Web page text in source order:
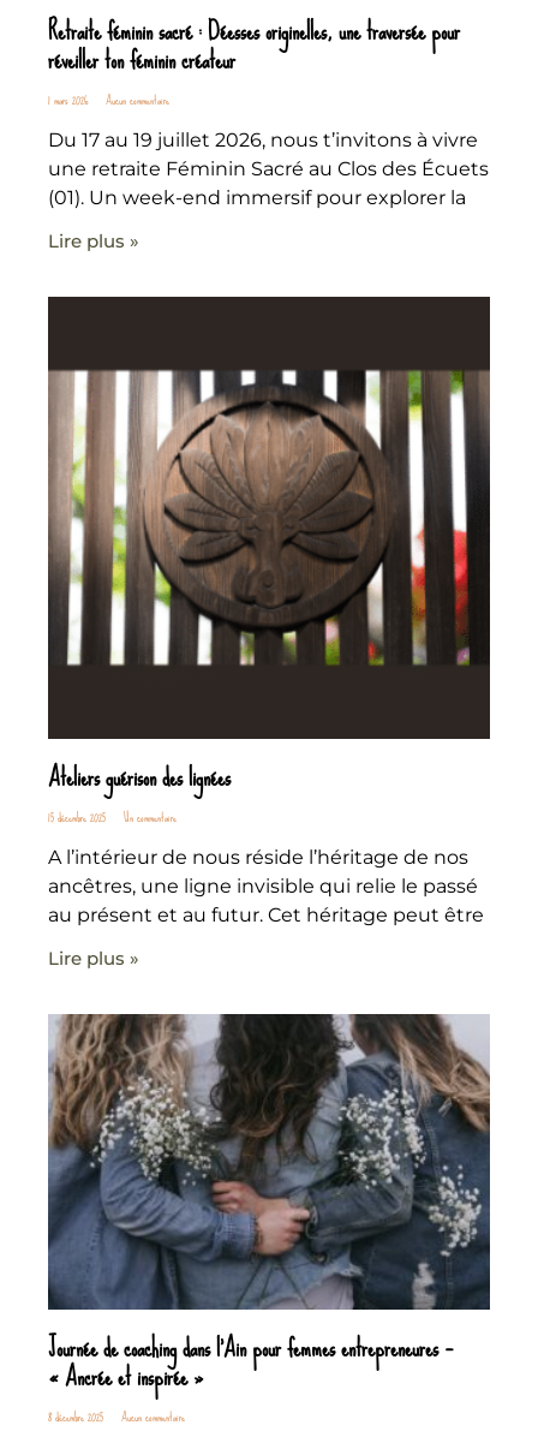
Retraite féminin sacré : Déesses originelles, une traversée pour
réveiller ton féminin créateur
1 mars 2026 Aucun commentaire
Du 17 au 19 juillet 2026, nous t’invitons à vivre
une retraite Féminin Sacré au Clos des Écuets
(01). Un week-end immersif pour explorer la
Lire plus »
Ateliers guérison des lignées
15 décembre 2025 Un commentaire
A l’intérieur de nous réside l’héritage de nos
ancêtres, une ligne invisible qui relie le passé
au présent et au futur. Cet héritage peut être
Lire plus »
Journée de coaching dans l’Ain pour femmes entrepreneures —
« Ancrée et inspirée »
8 décembre 2025 Aucun commentaire